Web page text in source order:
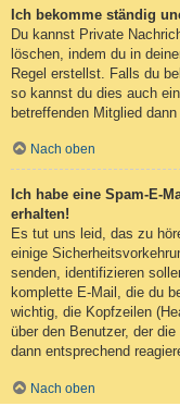
Ich bekomme ständig
Du kannst Private
löschen, indem du in
Regel erstellst. Falls du
so kannst du dies auch
betreffenden Mitglied
Nach oben
Ich habe eine Spam-E-
erhalten!
Es tut uns leid, das zu
einige
senden, identifizieren
komplette E-Mail, die du
wichtig, die Kopfzeilen
über den Benutzer, der
dann entsprechend
Nach oben